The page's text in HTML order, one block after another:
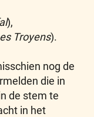
),
Troyens).
nog de
die in
de stem te
in het